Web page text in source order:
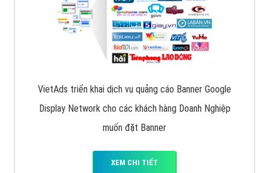
VietAds triển khai dịch vụ quảng cáo Banner Google
Display Network cho các khách hàng Doanh Nghiệp
muốn đặt Banner
XEM CHI TIẾT